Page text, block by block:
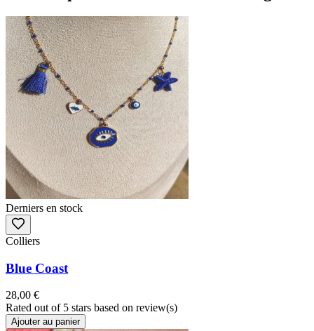
Derniers en stock
Colliers
Blue Coast
28,00 €
Rated out of 5 stars based on review(s)
Ajouter au panier